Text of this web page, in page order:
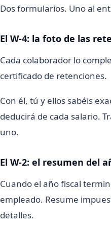
Dos formularios. Uno al
El W-4: la foto de las
Cada colaborador lo
certificado de retenciones.
Con él, tú y ellos sabéis
deducirá de cada salario.
uno.
El W-2: el resumen del
Cuando el año fiscal
empleado. Resume
detalles.